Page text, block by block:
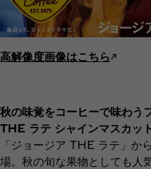
高解像度画像はこちら↗︎
秋の味覚をコーヒーで味わう
THE ラテ シャインマスカット
「ジョージア THE ラテ」か
場。秋の旬な果物としても人